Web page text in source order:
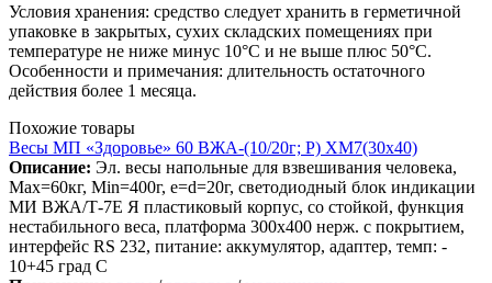
Условия хранения: средство следует хранить в герметичной
упаковке в закрытых, сухих складских помещениях при
температуре не ниже минус 10°С и не выше плюс 50°С.
Особенности и примечания: длительность остаточного
действия более 1 месяца.
Похожие товары
Весы МП «Здоровье» 60 ВЖА-(10/20г; Р) ХМ7(30х40)
Описание: Эл. весы напольные для взвешивания человека,
Мах=60кг, Min=400г, e=d=20г, светодиодный блок индикации
МИ ВЖА/Т-7Е Я пластиковый корпус, со стойкой, функция
нестабильного веса, платформа 300х400 нерж. с покрытием,
интерфейс RS 232, питание: аккумулятор, адаптер, темп: -
10+45 град С